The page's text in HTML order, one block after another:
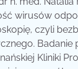
wirusów
czyli
Badanie
Kliniki